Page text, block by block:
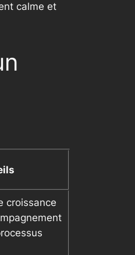
calme et
croissance